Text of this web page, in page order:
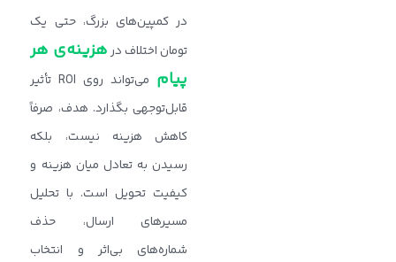
در کمپین‌های بزرگ، حتی یک
تومان اختلاف درهزینه‌ی هر
پیام
می‌تواند روی ROI تأثیر
قابل‌توجهی بگذارد. هدف، صرفاً
کاهش هزینه نیست، بلکه
رسیدن به تعادل میان هزینه و
کیفیت تحویل است. با تحلیل
مسیرهای ارسال، حذف
شماره‌های بی‌اثر و انتخاب